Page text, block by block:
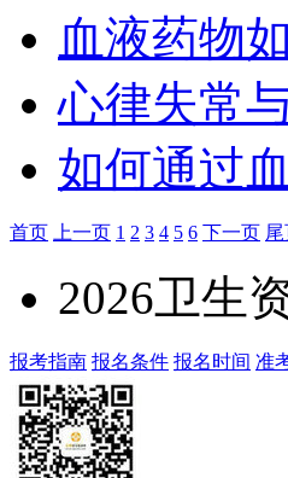
血液药物
心律失常
如何通过
首页 上一页 1 2 3 4 5 6 下一页
2026卫生
报考指南 报名条件 报名时间 准